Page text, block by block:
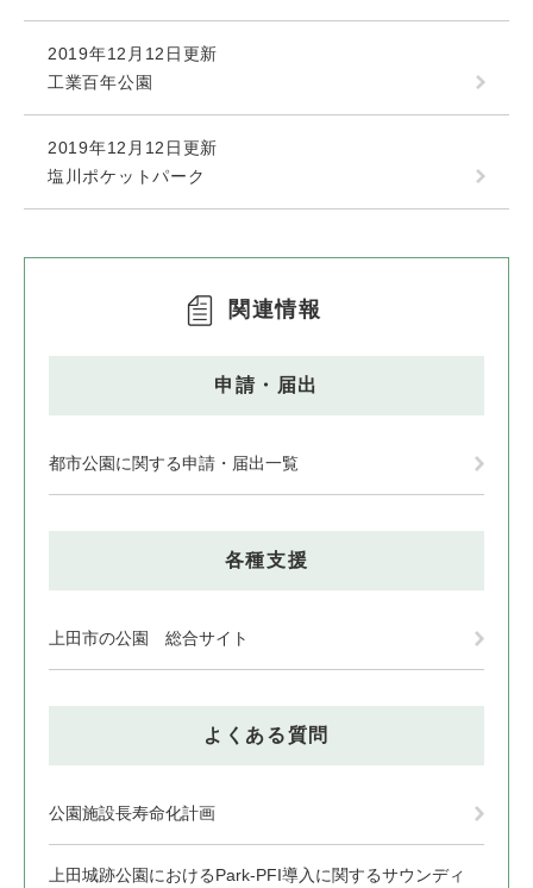
2019年12月12日更新
工業百年公園
2019年12月12日更新
塩川ポケットパーク
関連情報
申請・届出
都市公園に関する申請・届出一覧
各種支援
上田市の公園 総合サイト
よくある質問
公園施設長寿命化計画
上田城跡公園におけるPark-PFI導入に関するサウンディ